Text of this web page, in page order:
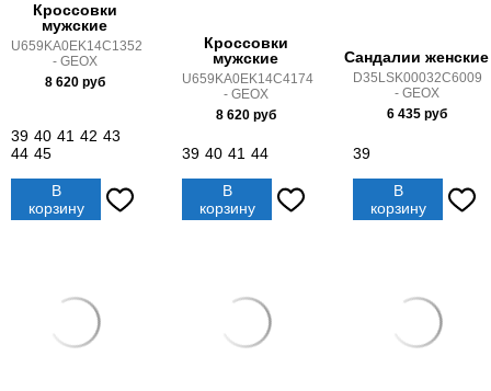
Кроссовки
мужские
U659KA0EK14C1352
- GEOX
8 620руб
39 40 41 42 43
44 45
В
корзину
Кроссовки
мужские
U659KA0EK14C4174
- GEOX
8 620руб
39 40 41 44
В
корзину
Сандалии женские
D35LSK00032C6009
- GEOX
6 435руб
39
В
корзину